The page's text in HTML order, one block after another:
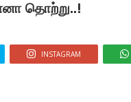
தொற்று..!
INSTAGRAM